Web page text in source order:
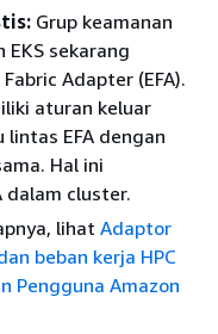
Grup keamanan
sekarang
Adapter (EFA).
aturan keluar
EFA dengan
Hal ini
dalam cluster.
lihat Adaptor
beban kerja HPC
Pengguna Amazon